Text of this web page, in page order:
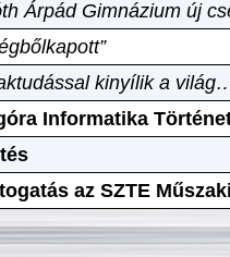
Árpád Gimnázium új
kinyílik a
Informatika
az SZTE